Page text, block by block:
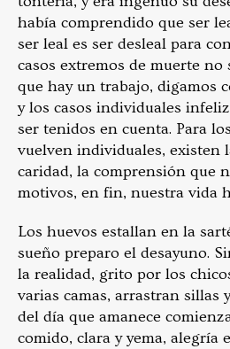
había comprendido que ser
ser leal es ser desleal para
casos extremos de muerte no
que hay un trabajo, digamos
y los casos individuales
ser tenidos en cuenta. Para
vuelven individuales, existen
caridad, la comprensión que
motivos, en fin, nuestra vida
Los huevos estallan en la
sueño preparo el desayuno.
la realidad, grito por los
varias camas, arrastran sillas
del día que amanece
comido, clara y yema, alegría